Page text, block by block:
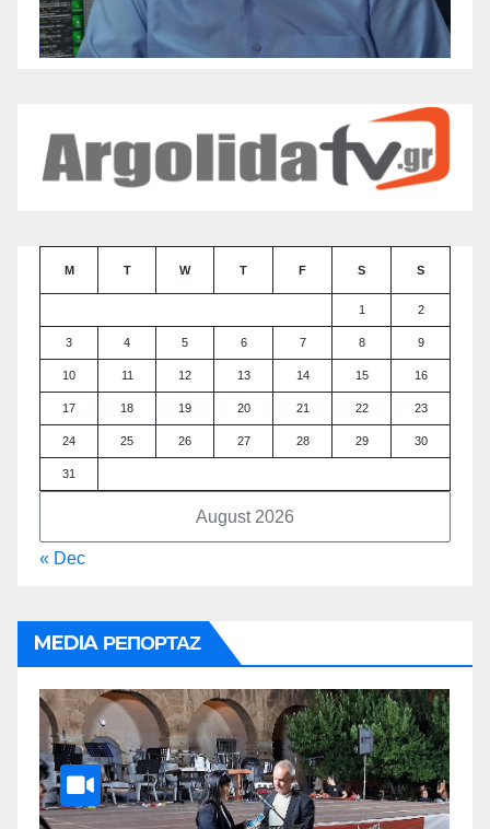
August 2026
M T W T F S S
1 2
3 4 5 6 7 8 9
10 11 12 13 14 15 16
17 18 19 20 21 22 23
24 25 26 27 28 29 30
31
« Dec
MEDIA ΡΕΠΟΡΤΑΖ